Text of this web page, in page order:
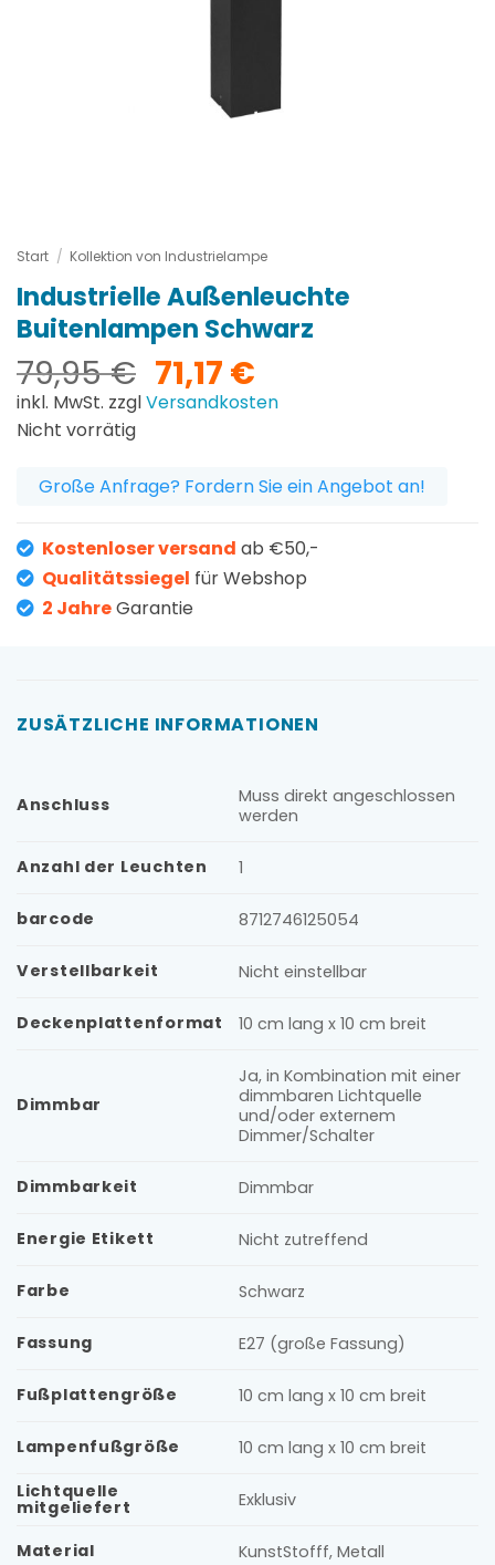
Start / Kollektion von Industrielampe
Industrielle Außenleuchte
Buitenlampen Schwarz
79,95€ Ursprünglicher
Preis
71,17 €Aktueller
Preis
inkl. MwSt. zzglVersandkosten
Nicht vorrätig
Große Anfrage? Fordern Sie ein Angebot an!
Kostenloser versand ab €50,-
Qualitätssiegel für Webshop
2 JahreGarantie
ZUSÄTZLICHE INFORMATIONEN
Anschluss
Muss direkt angeschlossen
werden
Anzahl der Leuchten 1
barcode 8712746125054
Verstellbarkeit Nicht einstellbar
Deckenplattenformat 10 cm lang x 10 cm breit
Dimmbar
Ja, in Kombination mit einer
dimmbaren Lichtquelle
und/oder externem
Dimmer/Schalter
Dimmbarkeit Dimmbar
Energie Etikett Nicht zutreffend
Farbe Schwarz
Fassung E27 (große Fassung)
Fußplattengröße 10 cm lang x 10 cm breit
Lampenfußgröße
10 cm lang x 10 cm breit
Lichtquelle
mitgeliefert Exklusiv
Material KunstStofff, Metall